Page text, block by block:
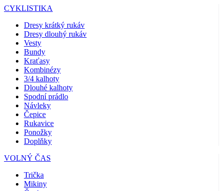
CYKLISTIKA
Dresy krátký rukáv
Dresy dlouhý rukáv
Vesty
Bundy
Kraťasy
Kombinézy
3/4 kalhoty
Dlouhé kalhoty
Spodní prádlo
Návleky
Čepice
Rukavice
Ponožky
Doplňky
VOLNÝ ČAS
Trička
Mikiny